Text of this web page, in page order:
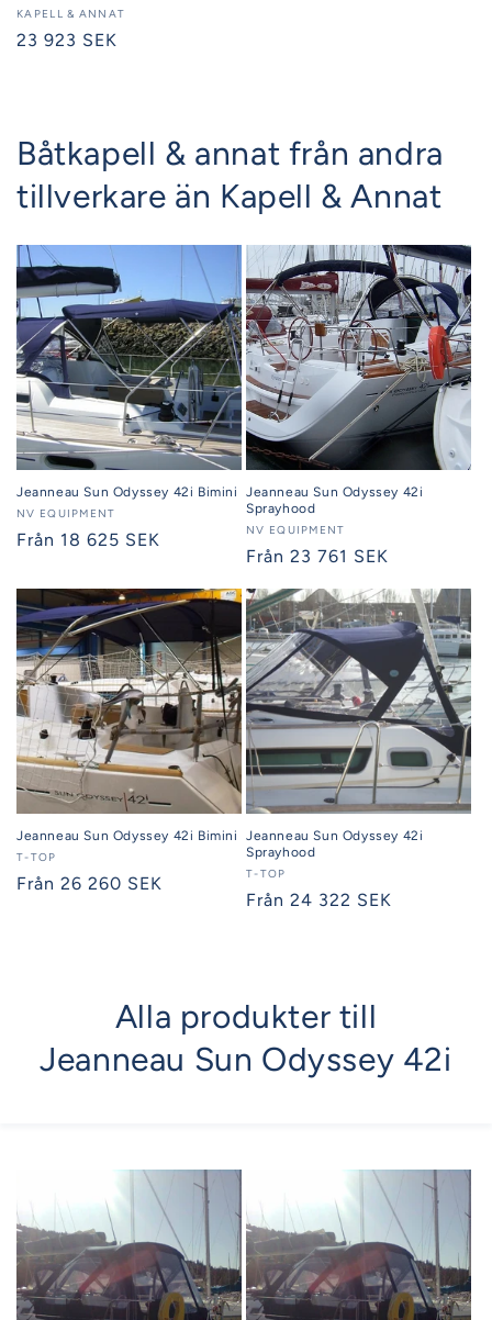
Säljare:
KAPELL & ANNAT
Ordinarie
23 923 SEK
Båtkapell & annat från andra
tillverkare än Kapell & Annat
Jeanneau Sun Odyssey 42i Bimini
Säljare:
NV EQUIPMENT
Ordinarie
Från 18 625 SEK
Jeanneau Sun Odyssey 42i
Sprayhood
Säljare:
NV EQUIPMENT
Ordinarie
Från 23 761 SEK
Jeanneau Sun Odyssey 42i Bimini
Säljare:
T-TOP
Ordinarie
Från 26 260 SEK
Jeanneau Sun Odyssey 42i
Sprayhood
Säljare:
T-TOP
Ordinarie
Från 24 322 SEK
Alla produkter till
Jeanneau Sun Odyssey 42i